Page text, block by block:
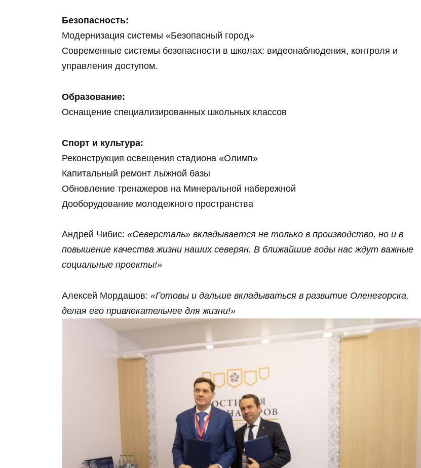
Безопасность:
Модернизация системы «Безопасный город»
Современные системы безопасности в школах: видеонаблюдения, контроля и
управления доступом.
Образование:
Оснащение специализированных школьных классов
Спорт и культура:
Реконструкция освещения стадиона «Олимп»
Капитальный ремонт лыжной базы
Обновление тренажеров на Минеральной набережной
Дооборудование молодежного пространства
Андрей Чибис: «Северсталь» вкладывается не только в производство, но и в
повышение качества жизни наших северян. В ближайшие годы нас ждут важные
социальные проекты!»
Алексей Мордашов: «Готовы и дальше вкладываться в развитие Оленегорска,
делая его привлекательнее для жизни!»